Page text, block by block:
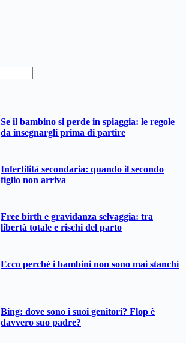
Se il bambino si perde in spiaggia: le regole
da insegnargli prima di partire
Infertilità secondaria: quando il secondo
figlio non arriva
Free birth e gravidanza selvaggia: tra
libertà totale e rischi del parto
Ecco perché i bambini non sono mai stanchi
Bing: dove sono i suoi genitori? Flop è
davvero suo padre?